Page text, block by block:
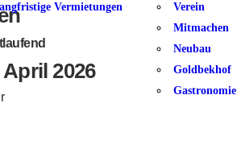
Vermietungen
Verein
Mitmachen
Neubau
Goldbekhof
Gastronomie
2026